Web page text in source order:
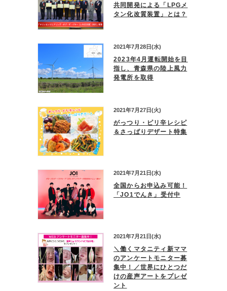
共同開発による「LPGメ
タン化改質装置」とは？
2021年7月28日(水)
2023年4月運転開始を目
指し、青森県の陸上風力
発電所を取得
2021年7月27日(火)
がっつり・ピリ辛レシピ
＆さっぱりデザート特集
2021年7月21日(水)
全国からお申込み可能！
「JO1でんき」受付中
2021年7月21日(水)
＼働くマタニティ新ママ
のアンケートモニター募
集中！／世界にひとつだ
けの産声アートをプレゼ
ント